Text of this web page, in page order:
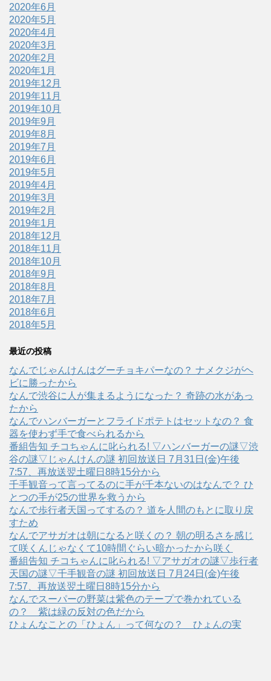
2020年6月
2020年5月
2020年4月
2020年3月
2020年2月
2020年1月
2019年12月
2019年11月
2019年10月
2019年9月
2019年8月
2019年7月
2019年6月
2019年5月
2019年4月
2019年3月
2019年2月
2019年1月
2018年12月
2018年11月
2018年10月
2018年9月
2018年8月
2018年7月
2018年6月
2018年5月
最近の投稿
なんでじゃんけんはグーチョキパーなの？ ナメクジがヘ
ビに勝ったから
なんで渋谷に人が集まるようになった？ 奇跡の水があっ
たから
なんでハンバーガーとフライドポテトはセットなの？ 食
器を使わず手で食べられるから
番組告知 チコちゃんに叱られる! ▽ハンバーガーの謎▽渋
谷の謎▽じゃんけんの謎 初回放送日 7月31日(金)午後
7:57、再放送翌土曜日8時15分から
千手観音って言ってるのに手が千本ないのはなんで？ ひ
とつの手が25の世界を救うから
なんで歩行者天国ってするの？ 道を人間のもとに取り戻
すため
なんでアサガオは朝になると咲くの？ 朝の明るさを感じ
て咲くんじゃなくて10時間ぐらい暗かったから咲く
番組告知 チコちゃんに叱られる! ▽アサガオの謎▽歩行者
天国の謎▽千手観音の謎 初回放送日 7月24日(金)午後
7:57、再放送翌土曜日8時15分から
なんでスーパーの野菜は紫色のテープで巻かれている
の？ 紫は緑の反対の色だから
ひょんなことの「ひょん」って何なの？ ひょんの実